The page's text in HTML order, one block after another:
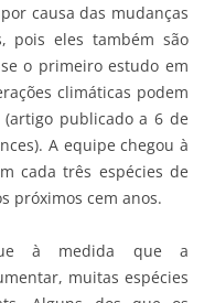
causa das mudanças
pois eles também são
o primeiro estudo em
climáticas podem
publicado a 6 de
A equipe chegou à
cada três espécies de
próximos cem anos.
à medida que a
muitas espécies